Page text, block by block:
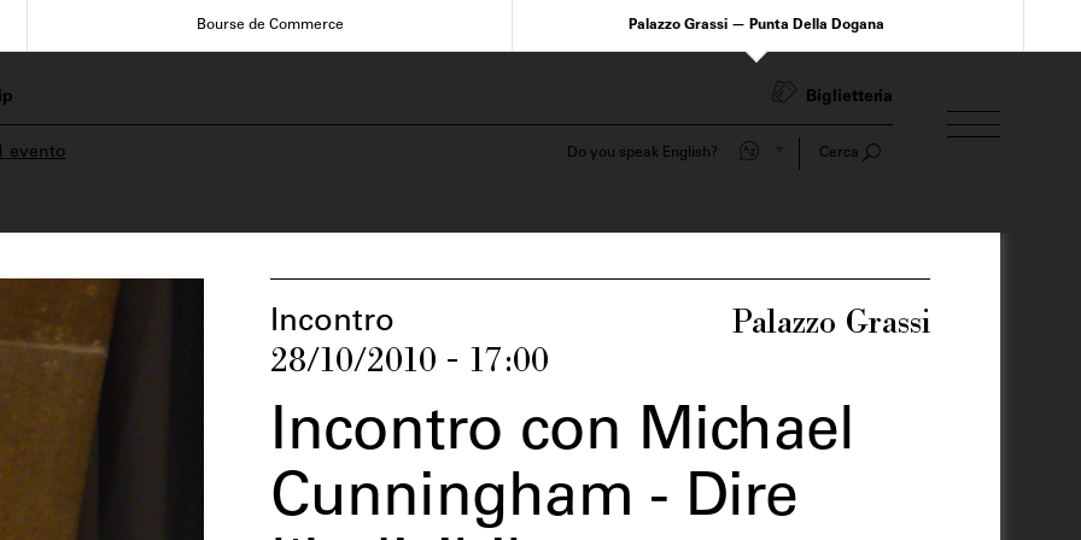
Bourse de Commerce Palazzo Grassi — Punta Della Dogana
Biglietteria
evento Do you speak English? Cerca
Incontro
28/10/2010 - 17:00
Palazzo Grassi
Incontro con Michael
Cunningham - Dire